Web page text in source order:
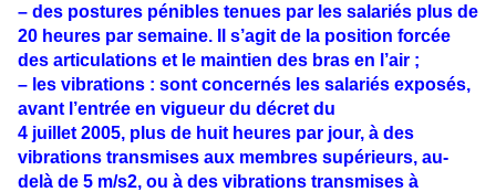
– des postures pénibles tenues par les salariés plus de
20 heures par semaine. Il s’agit de la position forcée
des articulations et le maintien des bras en l’air ;
– les vibrations : sont concernés les salariés exposés,
avant l’entrée en vigueur du décret du
4 juillet 2005, plus de huit heures par jour, à des
vibrations transmises aux membres supérieurs, au-
delà de 5 m/s2, ou à des vibrations transmises à